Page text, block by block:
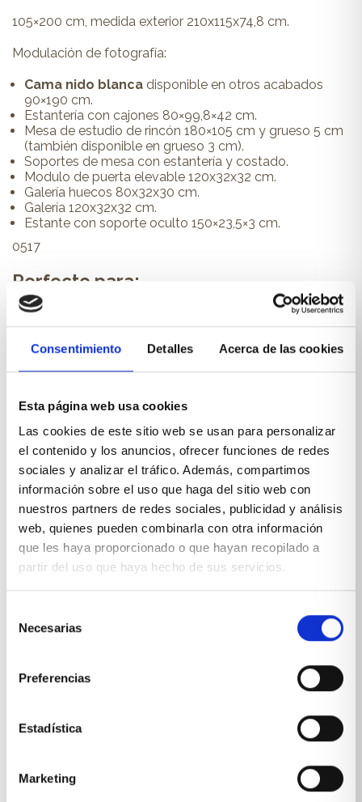
Consentimiento Detalles Acerca de las cookies
Esta página web usa cookies
Las cookies de este sitio web se usan para personalizar
el contenido y los anuncios, ofrecer funciones de redes
sociales y analizar el tráfico. Además, compartimos
información sobre el uso que haga del sitio web con
nuestros partners de redes sociales, publicidad y análisis
web, quienes pueden combinarla con otra información
que les haya proporcionado o que hayan recopilado a
partir del uso que haya hecho de sus servicios.
Necesarias
Preferencias
Estadística
Marketing
105×200 cm, medida exterior 210x115x74,8 cm.
Modulación de fotografía:
Cama nido blanca disponible en otros acabados
90×190 cm.
Estantería con cajones 80×99,8×42 cm.
Mesa de estudio de rincón 180×105 cm y grueso 5 cm
(también disponible en grueso 3 cm).
Soportes de mesa con estantería y costado.
Modulo de puerta elevable 120x32x32 cm.
Galería huecos 80x32x30 cm.
Galería 120x32x32 cm.
Estante con soporte oculto 150×23,5×3 cm.
0517
Perfecto para:
Un dormitorio juvenil.